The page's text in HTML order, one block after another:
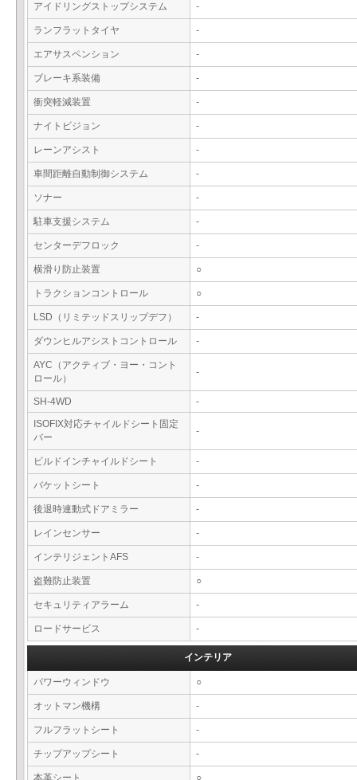
アイドリングストップシステム -
ランフラットタイヤ -
エアサスペンション -
ブレーキ系装備 -
衝突軽減装置 -
ナイトビジョン -
レーンアシスト -
車間距離自動制御システム -
ソナー -
駐車支援システム -
センターデフロック -
横滑り防止装置 ○
トラクションコントロール ○
LSD（リミテッドスリップデフ） -
ダウンヒルアシストコントロール -
AYC（アクティブ・ヨー・コント
ロール）
-
SH-4WD
-
ISOFIX対応チャイルドシート固定
バー
-
ビルドインチャイルドシート -
バケットシート -
後退時連動式ドアミラー -
レインセンサー -
インテリジェントAFS -
盗難防止装置 ○
セキュリティアラーム -
ロードサービス -
インテリア
パワーウィンドウ ○
オットマン機構 -
フルフラットシート -
チップアップシート -
本革シート ○